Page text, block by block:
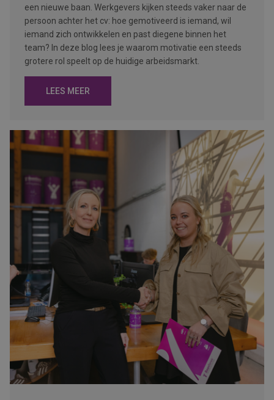
een nieuwe baan. Werkgevers kijken steeds vaker naar de
persoon achter het cv: hoe gemotiveerd is iemand, wil
iemand zich ontwikkelen en past diegene binnen het
team? In deze blog lees je waarom motivatie een steeds
grotere rol speelt op de huidige arbeidsmarkt.
LEES MEER